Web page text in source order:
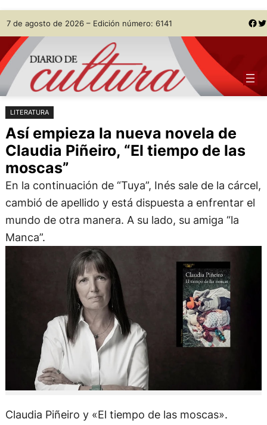
Saltar
al
contenido
Skip
to
content
7 de agosto de 2026 – Edición número: 6141 Facebook Twitter
LITERATURA
Así empieza la nueva novela de
Claudia Piñeiro, “El tiempo de las
moscas”
En la continuación de “Tuya”, Inés sale de la cárcel,
cambió de apellido y está dispuesta a enfrentar el
mundo de otra manera. A su lado, su amiga “la
Manca”.
Claudia Piñeiro y «El tiempo de las moscas».